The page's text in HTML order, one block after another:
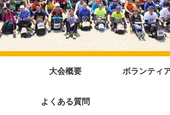
大会概要 ボランティ
よくある質問